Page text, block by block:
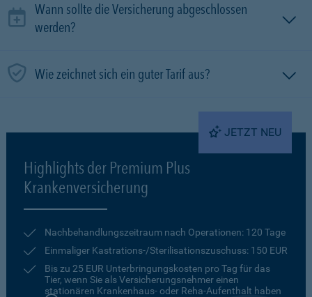
Wann sollte die Versicherung abgeschlossen
werden?
Wie zeichnet sich ein guter Tarif aus?
JETZT NEU
Highlights der Premium Plus
Krankenversicherung
Nachbehandlungszeitraum nach Operationen: 120 Tage
Einmaliger Kastrations-/Sterilisationszuschuss: 150 EUR
Bis zu 25 EUR Unterbringungskosten pro Tag für das
Tier, wenn Sie als Versicherungsnehmer einen
stationären Krankenhaus- oder Reha-Aufenthalt haben